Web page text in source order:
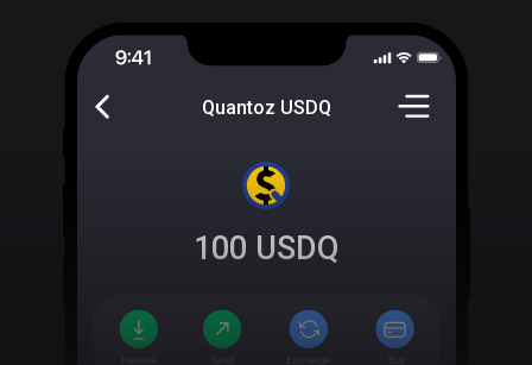
Quantoz USDQ
100 USDQ